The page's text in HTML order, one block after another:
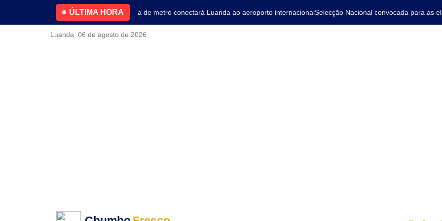
ÚLTIMA HORA
4.2% no primeiro trimestre Nova linha de metro conectará Luanda ao aeroporto internacionalSelecção Nacional convocada para as
Luanda, 06 de agosto de 2026